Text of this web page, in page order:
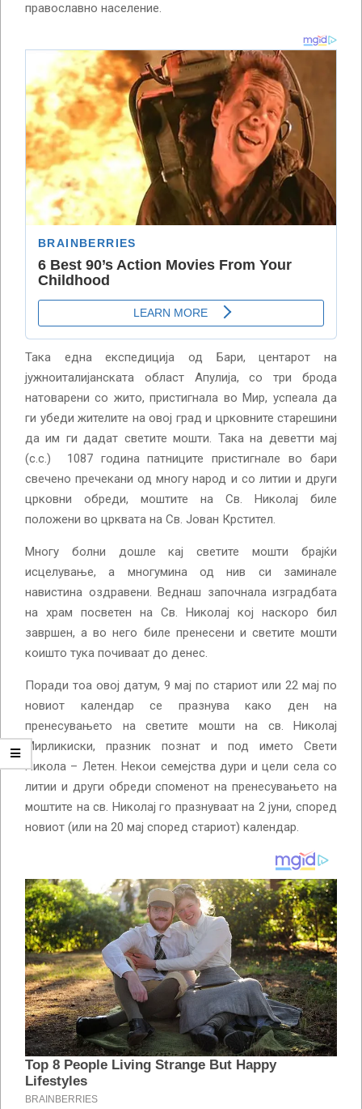
православно население.
Така една експедиција од Бари, центарот на
јужноиталијанската област Апулија, со три брода
натоварени со жито, пристигнала во Мир, успеала да
ги убеди жителите на овој град и црковните старешини
да им ги дадат светите мошти. Така на деветти мај
(с.с.) 1087 година патниците пристигнале во бари
свечено пречекани од многу народ и со литии и други
црковни обреди, моштите на Св. Николај биле
положени во црквата на Св. Јован Крстител.
Многу болни дошле кај светите мошти брајќи
исцелување, а многумина од нив си заминале
навистина оздравени. Веднаш започнала изградбата
на храм посветен на Св. Николај кој наскоро бил
завршен, а во него биле пренесени и светите мошти
коишто тука почиваат до денес.
Поради тоа овој датум, 9 мај по стариот или 22 мај по
новиот календар се празнува како ден на
пренесувањето на светите мошти на св. Николај
Мирликиски, празник познат и под името Свети
Никола – Летен. Некои семејства дури и цели села со
литии и други обреди споменот на пренесувањето на
моштите на св. Николај го празнуваат на 2 јуни, според
новиот (или на 20 мај според стариот) календар.